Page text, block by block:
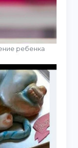
ребенка